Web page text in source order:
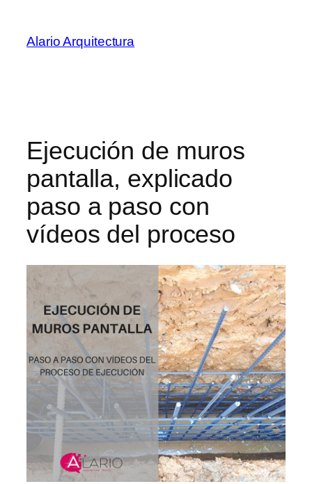
contenido
Alario Arquitectura
Ejecución de muros
pantalla, explicado
paso a paso con
vídeos del proceso